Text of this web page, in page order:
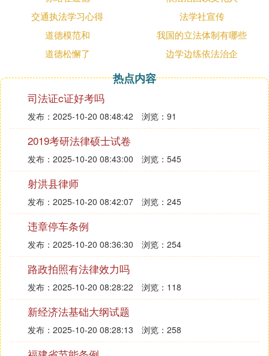
十分危险的，山木不材不能保全，雁不能鸣却被杀。
即便处于材与不材之间也不能免于拘束与劳累，最好
的办法只能是役使外物而不被外物所役使，浮游
于“万物之祖”和“道德之乡”。也就是说，仅仅处于材
与不材之间并不够，人生最高的境界是应该超脱于世
俗的生活之外，彻底摆脱现实社会的羁绊。这种思想
与庄子的“道”论是密切相关的，庄子认为人的生活应
如野鹿，与自然融为一体，不要做违背自然规律的
事，就会达到“至德之世”或“无为之乡”。随着人类社
会的发展，人们形成了君君、臣臣、父父、子子等社
会关系，这些关系不仅不能为人们带来快乐，相反却
是人们的负担。因此，为了使人不至于以物累形，必
须把人从这些复杂的社会关系中解脱出来。在今天的
现实生活中也是如此，人的才能有高下，生活水平有
差别，有才也好，无才也罢，富裕也好，贫困也罢，
假如人人都能以平和的心态处之，人类社会真正将和
谐矣！假如人人都能以超然物外又积极入世的心态面
对实现，在不懈追求中得到心灵的快乐和物质生活的
满足，人生将会百倍精彩！
❸ 求助啊庄子有关道德的名言 有哪些
1. 正获之问于监市履希也，每下愈况。《庄子知北
游》
交通执法学习心得
法学社宣传
道德模范和
我国的立法体制有哪些
道德松懈了
边学边练依法治企
热点内容
司法证c证好考吗
发布：2025-10-20 08:48:42 浏览：91
2019考研法律硕士试卷
发布：2025-10-20 08:43:00 浏览：545
射洪县律师
发布：2025-10-20 08:42:07 浏览：245
违章停车条例
发布：2025-10-20 08:36:30 浏览：254
路政拍照有法律效力吗
发布：2025-10-20 08:28:22 浏览：118
新经济法基础大纲试题
发布：2025-10-20 08:28:13 浏览：258